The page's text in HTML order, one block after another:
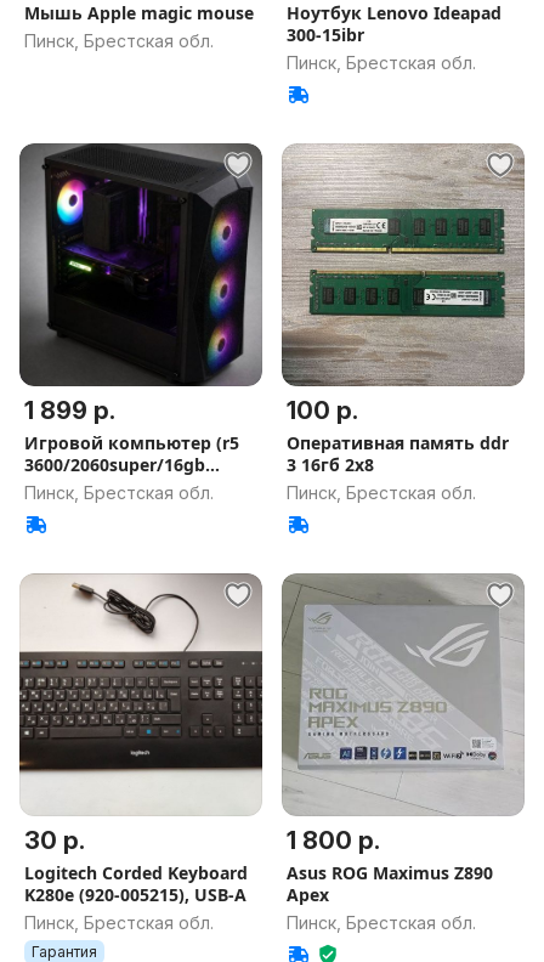
Мышь Apple magic mouse
Пинск, Брестская обл.
Ноутбук Lenovo Ideapad
300-15ibr
Пинск, Брестская обл.
1 899 р.
Игровой компьютер (r5
3600/2060super/16gb
3200mhz)
Пинск, Брестская обл.
100 р.
Оперативная память ddr
3 16гб 2x8
Пинск, Брестская обл.
30 р.
Logitech Corded Keyboard
K280e (920-005215), USB-А
Пинск, Брестская обл.
Гарантия
1 800 р.
Asus ROG Maximus Z890
Apex
Пинск, Брестская обл.